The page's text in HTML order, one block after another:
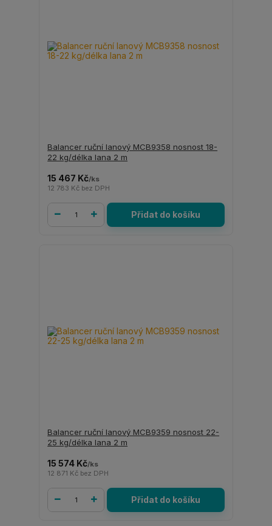
Balancer ruční lanový MCB9358 nosnost 18-
22 kg/délka lana 2 m
15 467 Kč/ks
12 783 Kč bez DPH
Přidat do košíku
Balancer ruční lanový MCB9359 nosnost 22-
25 kg/délka lana 2 m
15 574 Kč/ks
12 871 Kč bez DPH
Přidat do košíku